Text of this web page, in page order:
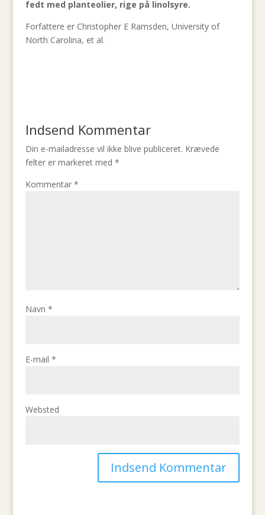
fedt med planteolier, rige på linolsyre.
Forfattere er Christopher E Ramsden, University of
North Carolina, et al.
Indsend Kommentar
Din e-mailadresse vil ikke blive publiceret. Krævede
felter er markeret med *
Kommentar *
Navn *
E-mail *
Websted